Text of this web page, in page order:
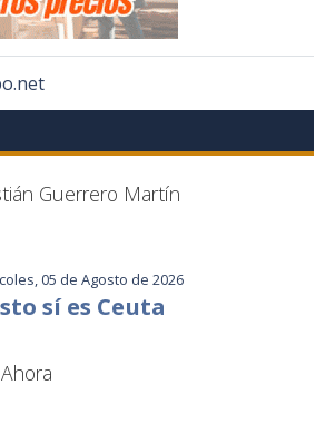
Guerrero Martín
05 de Agosto de 2026
sí es Ceuta